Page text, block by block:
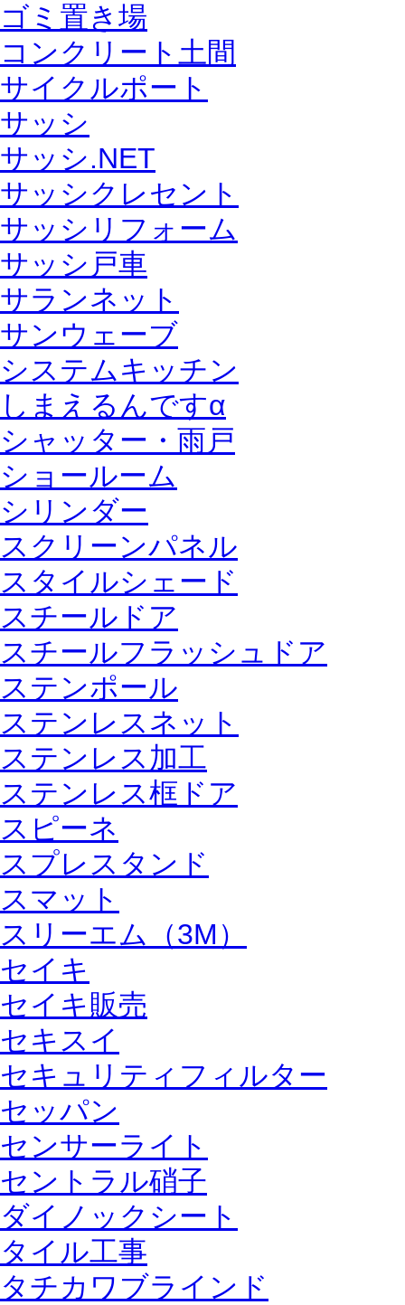
ゴミ置き場
コンクリート土間
サイクルポート
サッシ
サッシ.NET
サッシクレセント
サッシリフォーム
サッシ戸車
サランネット
サンウェーブ
システムキッチン
しまえるんですα
シャッター・雨戸
ショールーム
シリンダー
スクリーンパネル
スタイルシェード
スチールドア
スチールフラッシュドア
ステンポール
ステンレスネット
ステンレス加工
ステンレス框ドア
スピーネ
スプレスタンド
スマット
スリーエム（3M）
セイキ
セイキ販売
セキスイ
セキュリティフィルター
セッパン
センサーライト
セントラル硝子
ダイノックシート
タイル工事
タチカワブラインド